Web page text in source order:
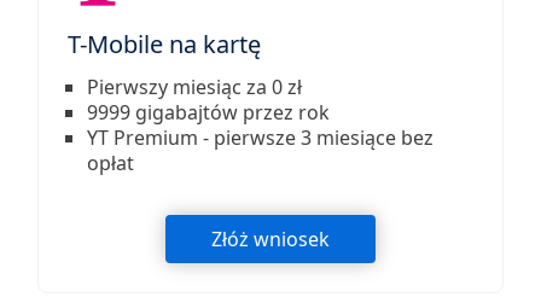
T-Mobile na kartę
Pierwszy miesiąc za 0 zł
9999 gigabajtów przez rok
YT Premium - pierwsze 3 miesiące bez
opłat
Złóż wniosek